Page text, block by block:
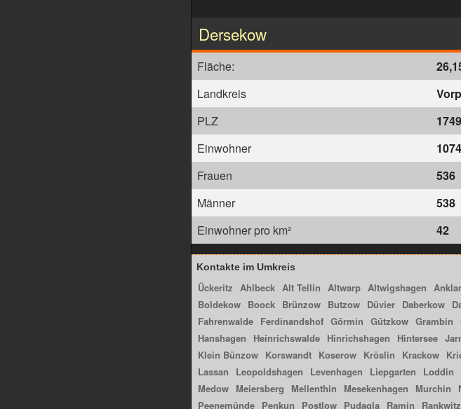
Dersekow
Fläche:
Landkreis
PLZ
Einwohner
1074
Frauen
536
Männer
538
Einwohner pro km²
42
Kontakte im Umkreis
Ückeritz Ahlbeck Alt Tellin Altwarp Altwigshagen
Boldekow Boock Brünzow Butzow Düvier Daberkow
Fahrenwalde Ferdinandshof Görmin Gützkow Grambin
Hanshagen
Heinrichswalde Hinrichshagen Hintersee
Klein Bünzow Korswandt Koserow Kröslin Krackow
Lassan
Leopoldshagen Levenhagen Liepgarten Loddin
Medow Meiersberg Mellenthin Mesekenhagen Murchin
Peenemünde Penkun Postlow Pudagla Ramin Rankwitz